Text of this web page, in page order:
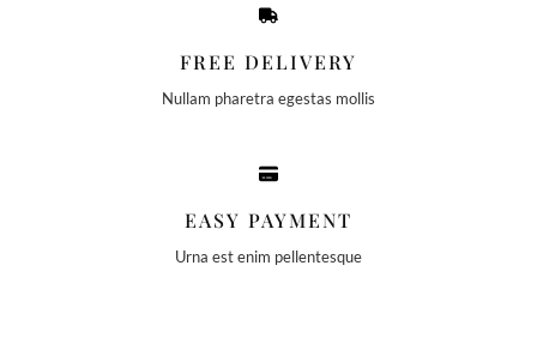
FREE DELIVERY
Nullam pharetra egestas mollis​
EASY PAYMENT
Urna est enim pellentesque